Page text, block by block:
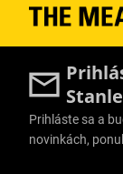
Prihláste sa a
novinkách,